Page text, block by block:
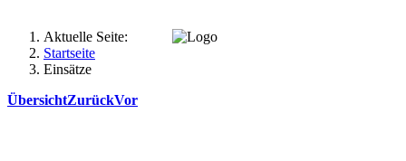
Aktuelle Seite:
Startseite
Einsätze
ÜbersichtZurückVor